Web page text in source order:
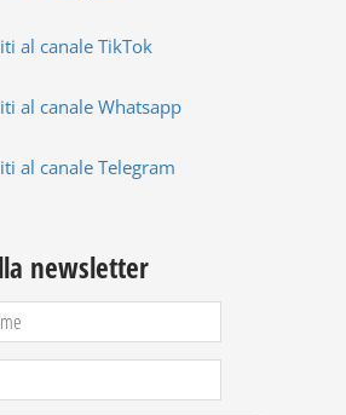
al canale TikTok
al canale Whatsapp
al canale Telegram
newsletter